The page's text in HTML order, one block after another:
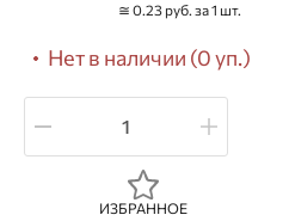
Нет в наличии (0 уп.)
≅ 0.23 руб. за 1 шт.
ИЗБРАННОЕ